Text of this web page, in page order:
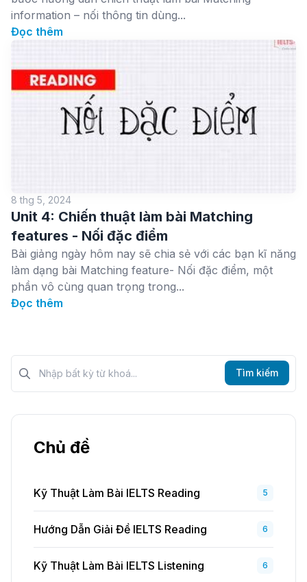
information – nối thông tin dùng...
Đọc thêm
8 thg 5, 2024
Unit 4: Chiến thuật làm bài Matching
features - Nối đặc điểm
Bài giảng ngày hôm nay sẽ chia sẻ với các bạn kĩ năng
làm dạng bài Matching feature- Nối đặc điểm, một
phần vô cùng quan trọng trong...
Đọc thêm
Tìm kiếm?>
Tìm kiếm
Chủ đề
Kỹ Thuật Làm Bài IELTS Reading 5
Hướng Dẫn Giải Đề IELTS Reading 6
Kỹ Thuật Làm Bài IELTS Listening 6